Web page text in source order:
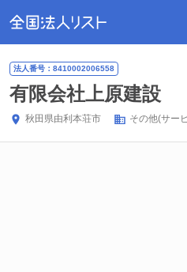
法人番号：8410002006558
有限会社上原建設
秋田県由利本荘市 その他(サー